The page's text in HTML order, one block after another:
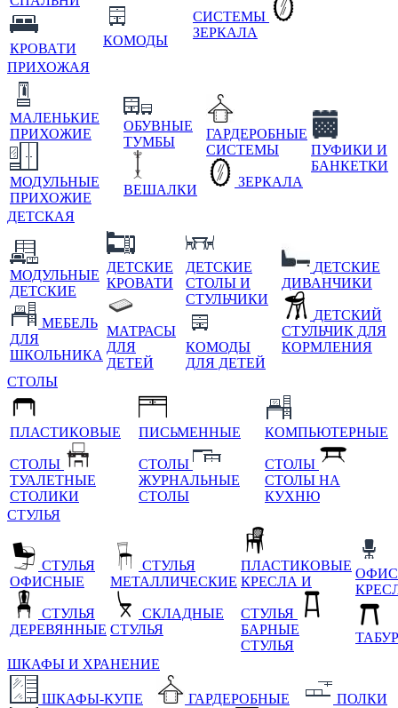
КРОВАТИ
КОМОДЫ
СИСТЕМЫ
ЗЕРКАЛА
ПРИХОЖАЯ
МАЛЕНЬКИЕ
ПРИХОЖИЕ
МОДУЛЬНЫЕ
ПРИХОЖИЕ
ОБУВНЫЕ
ТУМБЫ
ВЕШАЛКИ
ГАРДЕРОБНЫЕ
СИСТЕМЫ
ЗЕРКАЛА
ПУФИКИ И
БАНКЕТКИ
ДЕТСКАЯ
МОДУЛЬНЫЕ
ДЕТСКИЕ
МЕБЕЛЬ
ДЛЯ
ШКОЛЬНИКА
ДЕТСКИЕ
КРОВАТИ
МАТРАСЫ
ДЛЯ
ДЕТЕЙ
ДЕТСКИЕ
СТОЛЫ И
СТУЛЬЧИКИ
КОМОДЫ
ДЛЯ ДЕТЕЙ
ДЕТСКИЕ
ДИВАНЧИКИ
ДЕТСКИЙ
СТУЛЬЧИК ДЛЯ
КОРМЛЕНИЯ
СТОЛЫ
ПЛАСТИКОВЫЕ
СТОЛЫ
ТУАЛЕТНЫЕ
СТОЛИКИ
ПИСЬМЕННЫЕ
СТОЛЫ
ЖУРНАЛЬНЫЕ
СТОЛЫ
КОМПЬЮТЕРНЫЕ
СТОЛЫ
СТОЛЫ НА
КУХНЮ
СТУЛЬЯ
СТУЛЬЯ
ОФИСНЫЕ
СТУЛЬЯ
ДЕРЕВЯННЫЕ
СТУЛЬЯ
МЕТАЛЛИЧЕСКИЕ
СКЛАДНЫЕ
СТУЛЬЯ
ПЛАСТИКОВЫЕ
КРЕСЛА И
СТУЛЬЯ
БАРНЫЕ
СТУЛЬЯ
ШКАФЫ И ХРАНЕНИЕ
ШКАФЫ-КУПЕ ГАРДЕРОБНЫЕ ПОЛКИ